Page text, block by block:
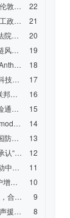
英国政府力邀Anthropic扩张伦敦，提出4000万英镑研究实验室和双重上市方案
22
Anthropic成立AnthroPAC员工政治行动委员会，瞄准中期选举
21
特朗普政府向第九巡回上诉法院上诉初步禁令裁决
20
联邦法官裁定五角大楼供应链风险标签构成“第一修正案报复”，颁发初步禁令
19
3/24 听证前双方密集交锋，Anthropic 揭示五角大楼曾称“非常接近”达成一致
18
竞争对手员工、Microsoft、科技协会、天主教学者等密集提交意见书声援
17
Anthropic向加州和DC两个联邦法院同时起诉五角大楼
16
五角大楼正式送达供应链风险通知，Anthropic确认将提起诉讼
15
防务承包商弃用 Claude，Amodei 备忘录泄露称 OpenAI “撒谎”，众院修正案被否但谈判重启
14
国会立法反击，法律专家和国防官员质疑认定合法性
13
OpenAI 面临反弹，Altman 承认“草率”并宣布重新谈判
12
WSJ曝光：美军打击伊朗行动中使用了Claude
11
Claude登顶App Store，用户增长创纪录
10
OpenAI与五角大楼达成协议，合同细节引发质疑
9
特朗普封禁Anthropic，行业声援，Anthropic宣布起诉
8